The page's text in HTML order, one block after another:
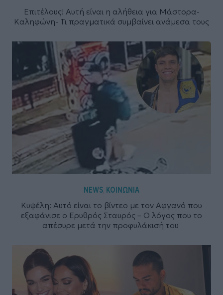
Επιτέλους! Αυτή είναι η αλήθεια για Μάστορα-
Καληφώνη- Τι πραγματικά συμβαίνει ανάμεσα τους
NEWS, ΚΟΙΝΩΝΙΑ
Κυψέλη: Αυτό είναι το βίντεο με τον Αφγανό που
εξαφάνισε ο Ερυθρός Σταυρός – Ο λόγος που το
απέσυρε μετά την προφυλάκισή του